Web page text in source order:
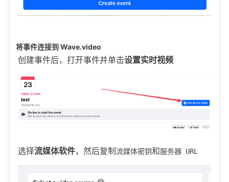
将事件连接到 Wave.video
创建事件后，打开事件并单击设置实时视频
选择流媒体软件，然后复制 流媒体密钥和服务器 URL